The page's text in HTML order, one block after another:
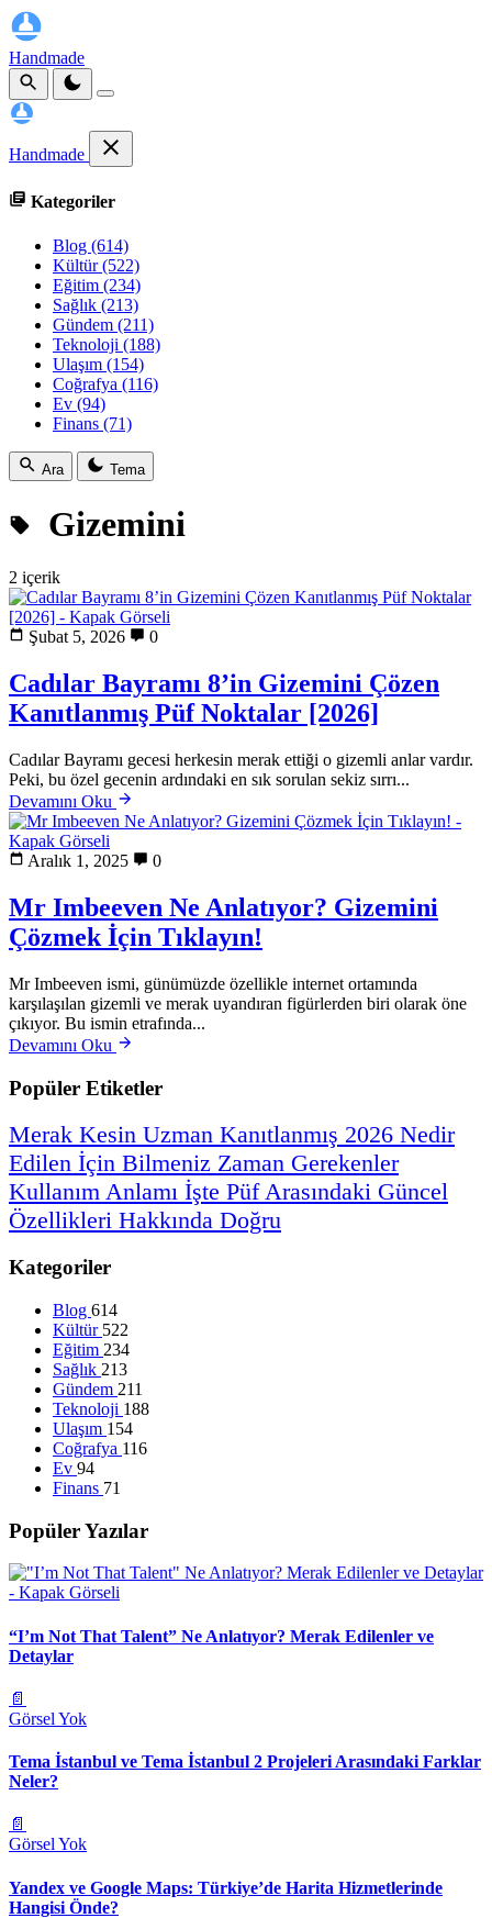
Handmade
Handmade
Kategoriler
Blog (614)
Kültür(522)
Eğitim (234)
Sağlık (213)
Gündem (211)
Teknoloji (188)
Ulaşım (154)
Coğrafya (116)
Ev (94)
Finans (71)
Ara Tema
Gizemini
2 içerik
Şubat 5, 2026 0
Cadılar Bayramı 8’in Gizemini Çözen
Kanıtlanmış Püf Noktalar [2026]
Cadılar Bayramı gecesi herkesin merak ettiği o gizemli anlar vardır.
Peki, bu özel gecenin ardındaki en sık sorulan sekiz sırrı...
Devamını Oku
Aralık 1, 2025 0
Mr Imbeeven Ne Anlatıyor? Gizemini
Çözmek İçin Tıklayın!
Mr Imbeeven ismi, günümüzde özellikle internet ortamında
karşılaşılan gizemli ve merak uyandıran figürlerden biri olarak öne
çıkıyor. Bu ismin etrafında...
Devamını Oku
Popüler Etiketler
Merak Kesin Uzman Kanıtlanmış 2026 Nedir
Edilen İçin Bilmeniz Zaman Gerekenler
Kullanım Anlamı İşte PüfArasındaki Güncel
Özellikleri Hakkında Doğru
Kategoriler
Blog 614
Kültür 522
Eğitim 234
Sağlık 213
Gündem 211
Teknoloji 188
Ulaşım 154
Coğrafya 116
Ev 94
Finans 71
Popüler Yazılar
“I’m Not That Talent” Ne Anlatıyor? Merak Edilenler ve
Detaylar
📄
Görsel Yok
Tema İstanbul ve Tema İstanbul 2 Projeleri Arasındaki Farklar
Neler?
📄
Görsel Yok
Yandex ve Google Maps: Türkiye’de Harita Hizmetlerinde
Hangisi Önde?